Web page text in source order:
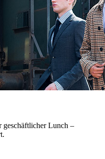
geschäftlicher Lunch –